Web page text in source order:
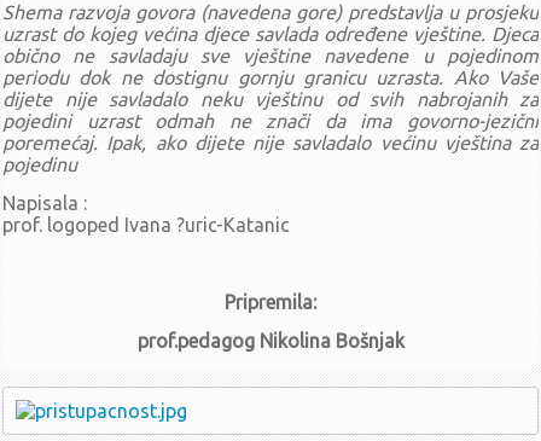
Psihologinja Pedagoginja
Logopedinja
Zdravstvena voditeljica
Priprema djeteta za polazak u jaslice/vrtić
Suradnja Vrtića i roditelja
Projekti/Aktivnosti
Dugoselski 'Zečići' sudjelovali u projektu 'Mama, budi zdrava'
Vrtićki zbor 'Martinčice i dečki'
Aktivnosti u starijoj jasličkoj skupini Mišići: zima
PRIJAVA IZOSTANKA DJETETA
Traži ...
Shema razvoja govora (navedena gore) predstavlja u prosjeku
uzrast do kojeg većina djece savlada određene vještine. Djeca
obično ne savladaju sve vještine navedene u pojedinom
periodu dok ne dostignu gornju granicu uzrasta. Ako Vaše
dijete nije savladalo neku vještinu od svih nabrojanih za
pojedini uzrast odmah ne znači da ima govorno-jezični
poremećaj. Ipak, ako dijete nije savladalo većinu vještina za
pojedinu
Napisala :
prof. logoped Ivana ?uric-Katanic
Pripremila:
prof.pedagog Nikolina Bošnjak